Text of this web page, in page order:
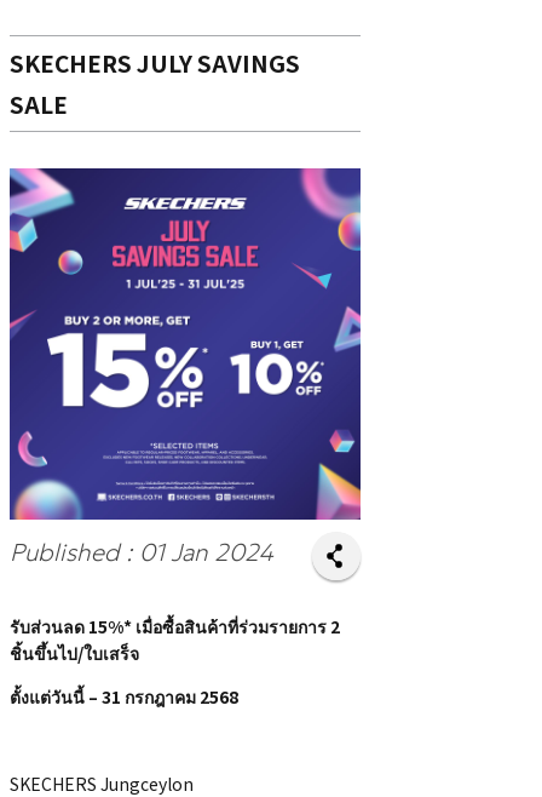
SKECHERS JULY SAVINGS
SALE
Published : 01 Jan 2024
รับส่วนลด 15%* เมื่อซื้อสินค้าที่ร่วมรายการ 2
ชิ้นขึ้นไป/ใบเสร็จ
ตั้งแต่วันนี้ – 31 กรกฎาคม 2568
SKECHERS Jungceylon